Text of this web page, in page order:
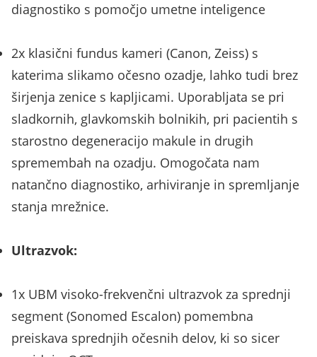
diagnostiko s pomočjo umetne inteligence
2x klasični fundus kameri (Canon, Zeiss) s
katerima slikamo očesno ozadje, lahko tudi brez
širjenja zenice s kapljicami. Uporabljata se pri
sladkornih, glavkomskih bolnikih, pri pacientih s
starostno degeneracijo makule in drugih
spremembah na ozadju. Omogočata nam
natančno diagnostiko, arhiviranje in spremljanje
stanja mrežnice.
Ultrazvok:
1x UBM visoko-frekvenčni ultrazvok za sprednji
segment (Sonomed Escalon) pomembna
preiskava sprednjih očesnih delov, ki so sicer